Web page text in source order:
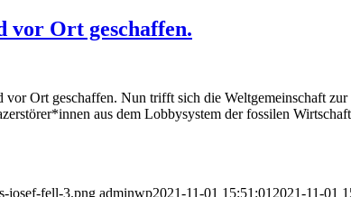
vor Ort geschaffen.
Ort geschaffen. Nun trifft sich die Weltgemeinschaft
aus dem Lobbysystem der fossilen
josef-fell-3.png adminwp2021-11-01 15:51:01 2021-11-01